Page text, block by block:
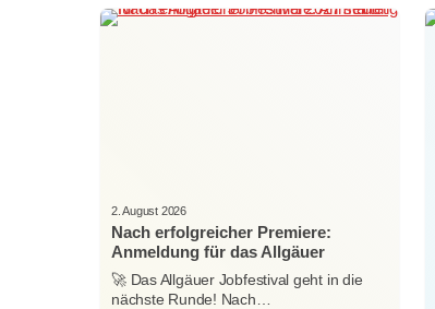
2. August 2026
Nach erfolgreicher Premiere:
Anmeldung für das Allgäuer
Jobfestival 2027 startet
🚀 Das Allgäuer Jobfestival geht in die
nächste Runde! Nach…